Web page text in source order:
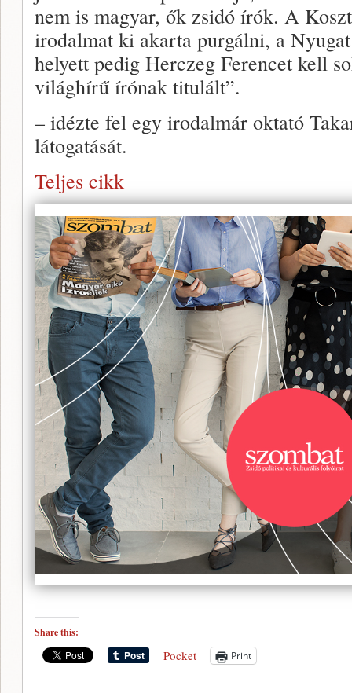
nem is magyar, ők zsidó írók. A
irodalmat ki akarta purgálni, a
helyett pedig Herczeg Ferencet kell
világhírű írónak titulált”.
– idézte fel egy irodalmár oktató
látogatását.
Teljes cikk
Share this:
Pocket Print